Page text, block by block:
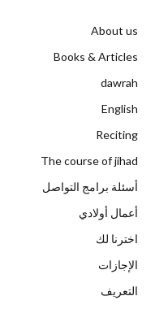
About us
Books & Articles
dawrah
English
Reciting
The course of jihad
أسئلة برامج التواصل
أعمال أولادي
اخترنا لك
الإجازات
التعريف